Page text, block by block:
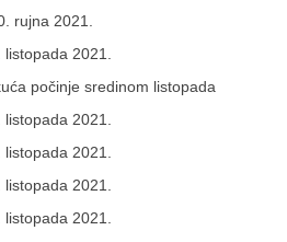
rujna 2021.
2021.
počinje sredinom listopada
2021.
2021.
2021.
2021.